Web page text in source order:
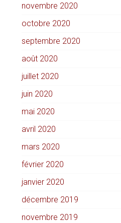
novembre 2020
octobre 2020
septembre 2020
août 2020
juillet 2020
juin 2020
mai 2020
avril 2020
mars 2020
février 2020
janvier 2020
décembre 2019
novembre 2019